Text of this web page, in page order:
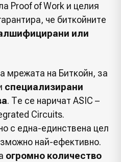
Proof of Work и целия
че биткойните
или
мрежата на Биткойн, за
специализирани
. Те се наричат ASIC –
Circuits.
с една-единствена цел
най-ефективно.
огромно количество